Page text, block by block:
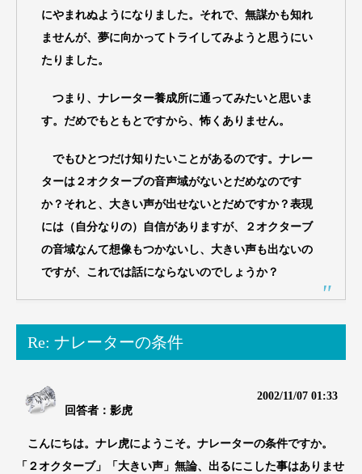
にやまれぬようになりました。それで、無謀かも知れ
ませんが、夢に向かってトライしてみようと思うにい
たりました。
つまり、ナレーター養成所に通ってみたいと思いま
す。だめでもともとですから、怖くありません。
でもひとつだけ知りたいことがあるのです。ナレー
ターは２オクターブの音声域がないとだめなのです
か？それと、大きい声が出せないとだめですか？表現
には（自分なりの）自信がありますが、２オクターブ
の音域なんて想像もつかないし、大きい声も出ないの
ですが、これでは話にならないのでしょうか？
Re: ナレーターの条件
回答者：影虎
2002/11/07 01:33
こんにちは。ナレ虎にようこそ。ナレーターの条件ですか。
「２オクターブ」「大きい声」無論、出るにこした事はありませ